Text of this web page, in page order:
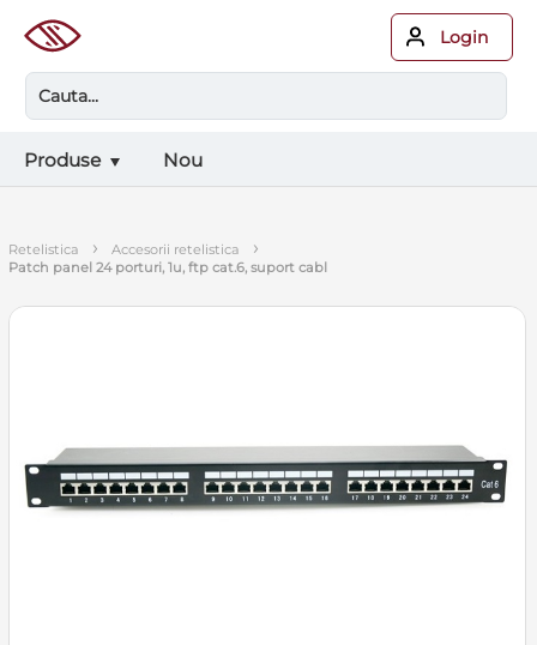
Login
Produse Nou
retelistica › accesorii retelistica ›
patch panel 24 porturi, 1u, ftp cat.6, suport cabl